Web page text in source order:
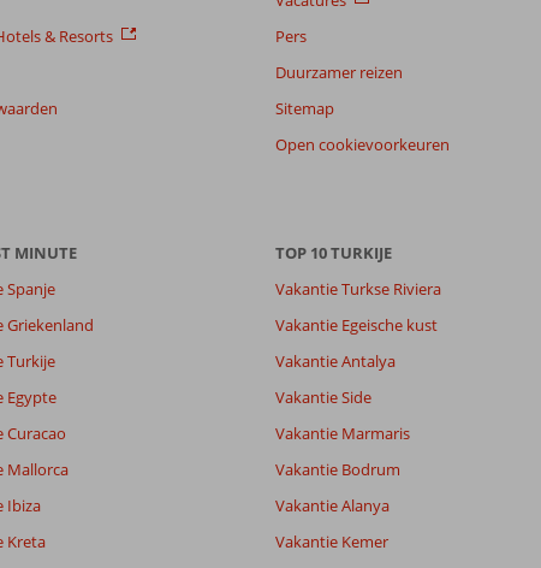
7,2
7,1
7,0
Alle
Sorteren op
datum (nieuw > oud)
& Resorts
Pers
Duurzamer reizen
Sitemap
Open cookievoorkeuren
MINUTE
Spanje
Griekenland
Turkije
Egypte
Curacao
Mallorca
Ibiza
Kreta
TOP 10 TURKIJE
Vakantie Turkse Riviera
Vakantie Egeische kust
Vakantie Antalya
Vakantie Side
Vakantie Marmaris
Vakantie Bodrum
Vakantie Alanya
Vakantie Kemer